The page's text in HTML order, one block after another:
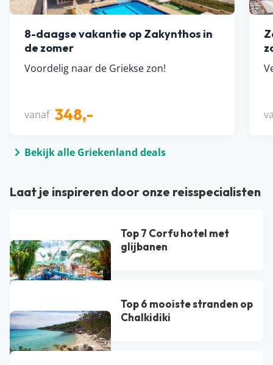
8-daagse vakantie op Zakynthos in
de zomer
Voordelig naar de Griekse zon!
vanaf 348,-
Bekijk alle Griekenland deals
Laat je inspireren door onze reisspecialisten
Top 7 Corfu hotel met
glijbanen
Top 6 mooiste stranden op
Chalkidiki